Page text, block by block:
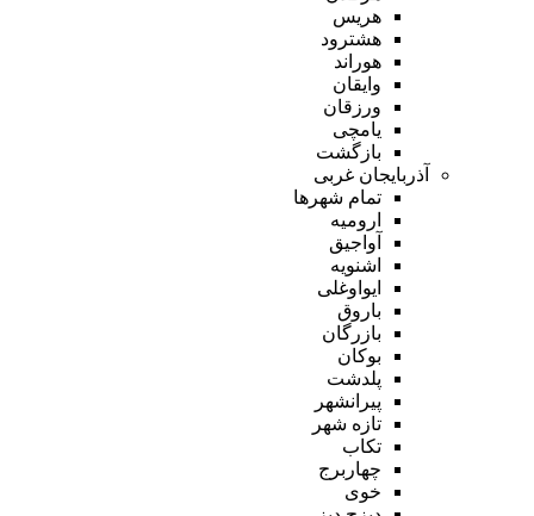
هریس
هشترود
هوراند
وایقان
ورزقان
یامچی
بازگشت
آذربایجان غربی
تمام شهر‌ها
ارومیه
آواجیق
اشنویه
ایواوغلی
باروق
بازرگان
بوکان
پلدشت
پیرانشهر
تازه شهر
تکاب
چهاربرج
خوی